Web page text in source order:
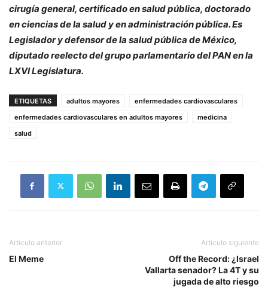
cirugía general, certificado en salud pública, doctorado
en ciencias de la salud y en administración pública. Es
Legislador y defensor de la salud pública de México,
diputado reelecto del grupo parlamentario del PAN en la
LXVI Legislatura.
ETIQUETAS adultos mayores
enfermedades cardiovasculares
enfermedades cardiovasculares en adultos mayores
medicina
salud
Artículo anterior
El Meme
Artículo siguiente
Off the Record: ¿Israel
Vallarta senador? La 4T y su
jugada de alto riesgo